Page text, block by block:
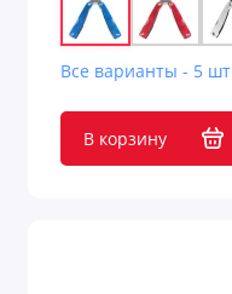
Все варианты - 5 шт
В корзину